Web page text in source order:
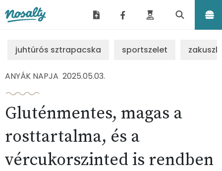
juhtúrós sztrapacska sportszelet
ANYÁK NAPJA 2025.05.03.
Gluténmentes, magas a
rosttartalma, és a
vércukorszinted is rendben